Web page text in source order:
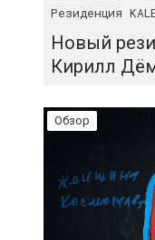
Резиденция
Новый
Кирилл
Обзор